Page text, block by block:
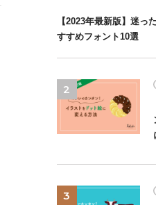
【2023年最新版】迷っ
すすめフォント10選
2
3